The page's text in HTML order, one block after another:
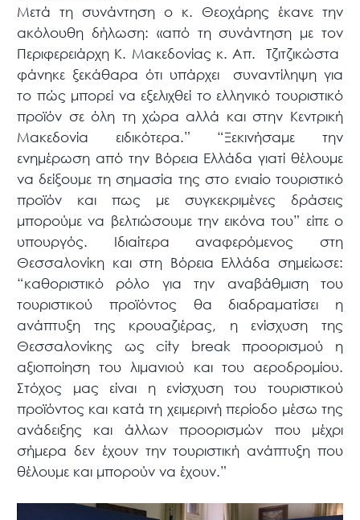
Μετά τη συνάντηση ο κ. Θεοχάρης έκανε την
ακόλουθη δήλωση: «από τη συνάντηση με τον
Περιφερειάρχη Κ. Μακεδονίας κ. Απ.
Τζιτζικώστα
φάνηκε ξεκάθαρα ότι υπάρχει
συναντίληψη για
το πώς μπορεί να εξελιχθεί το ελληνικό τουριστικό
προϊόν σε όλη τη χώρα αλλά και στην Κεντρική
Μακεδονία ειδικότερα.” “Ξεκινήσαμε την
ενημέρωση από την Βόρεια Ελλάδα γιατί θέλουμε
να δείξουμε τη σημασία της στο ενιαίο τουριστικό
προϊόν και πως με συγκεκριμένες δράσεις
μπορούμε να βελτιώσουμε την εικόνα του” είπε ο
υπουργός. Ιδιαίτερα αναφερόμενος στη
Θεσσαλονίκη και στη Βόρεια Ελλάδα σημείωσε:
“καθοριστικό ρόλο για την αναβάθμιση του
τουριστικού προϊόντος θα διαδραματίσει η
ανάπτυξη της κρουαζιέρας, η ενίσχυση της
Θεσσαλονίκης ως city break προορισμού η
αξιοποίηση του λιμανιού και του αεροδρομίου.
Στόχος μας είναι η ενίσχυση του τουριστικού
προϊόντος και κατά τη χειμερινή περίοδο μέσω της
ανάδειξης και άλλων προορισμών που μέχρι
σήμερα δεν έχουν την τουριστική ανάπτυξη που
θέλουμε και μπορούν να έχουν.”